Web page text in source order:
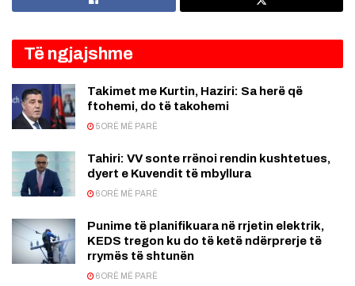
Të ngjajshme
Takimet me Kurtin, Haziri: Sa herë që
ftohemi, do të takohemi
5 ORË MË PARË
Tahiri: VV sonte rrënoi rendin kushtetues,
dyert e Kuvendit të mbyllura
6 ORË MË PARË
Punime të planifikuara në rrjetin elektrik,
KEDS tregon ku do të ketë ndërprerje të
rrymës të shtunën
6 ORË MË PARË